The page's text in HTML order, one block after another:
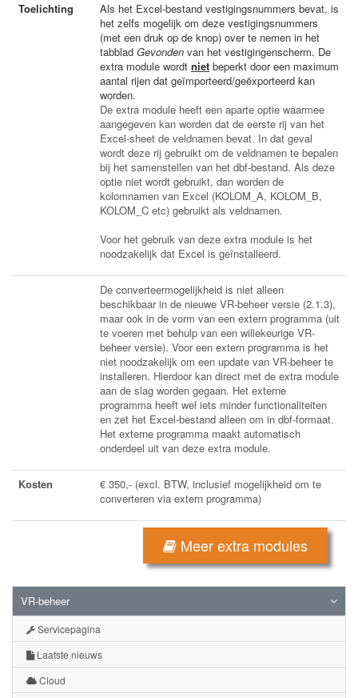
Toelichting
Als het Excel-bestand vestigingsnummers bevat, is
het zelfs mogelijk om deze vestigingsnummers
(met een druk op de knop) over te nemen in het
tabblad Gevonden van het vestigingenscherm. De
extra module wordt niet beperkt door een maximum
aantal rijen dat geïmporteerd/geëxporteerd kan
worden.
De extra module heeft een aparte optie waarmee
aangegeven kan worden dat de eerste rij van het
Excel-sheet de veldnamen bevat. In dat geval
wordt deze rij gebruikt om de veldnamen te bepalen
bij het samenstellen van het dbf-bestand. Als deze
optie niet wordt gebruikt, dan worden de
kolomnamen van Excel (KOLOM_A, KOLOM_B,
KOLOM_C etc) gebruikt als veldnamen.
Voor het gebruik van deze extra module is het
noodzakelijk dat Excel is geïnstalleerd.
De converteermogelijkheid is niet alleen
beschikbaar in de nieuwe VR-beheer versie (2.1.3),
maar ook in de vorm van een extern programma (uit
te voeren met behulp van een willekeurige VR-
beheer versie). Voor een extern programma is het
niet noodzakelijk om een update van VR-beheer te
installeren. Hierdoor kan direct met de extra module
aan de slag worden gegaan. Het externe
programma heeft wel iets minder functionaliteiten
en zet het Excel-bestand alleen om in dbf-formaat.
Het externe programma maakt automatisch
onderdeel uit van deze extra module.
Kosten
€ 350,- (excl. BTW, inclusief mogelijkheid om te
converteren via extern programma)
Meer extra modules
VR-beheer
Servicepagina
Laatste nieuws
Cloud